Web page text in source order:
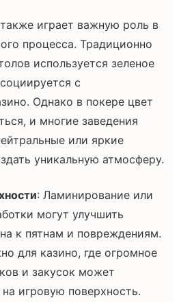
играет важную роль в
процесса. Традиционно
используется зеленое
с
Однако в покере цвет
и многие заведения
или яркие
уникальную атмосферу.
: Ламинирование или
могут улучшить
к пятнам и повреждениям.
для казино, где огромное
и закусок может
игровую поверхность.